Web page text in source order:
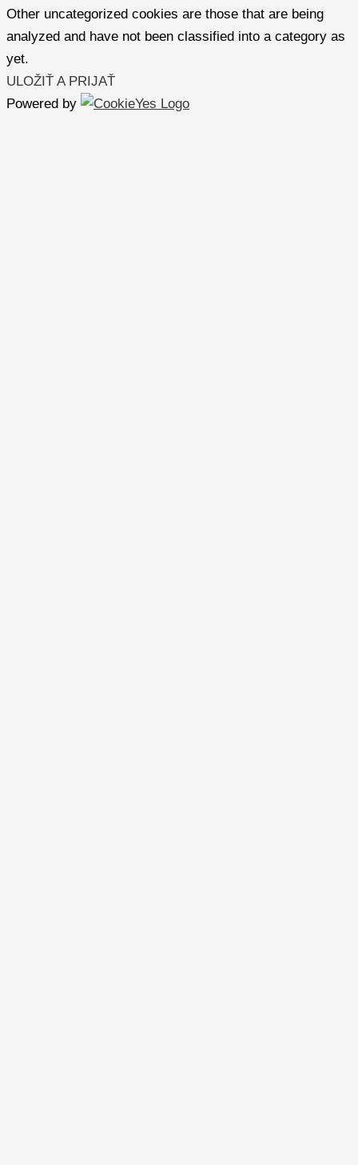
Other uncategorized cookies are those that are being
analyzed and have not been classified into a category as
yet.
ULOŽIŤ A PRIJAŤ
Powered by